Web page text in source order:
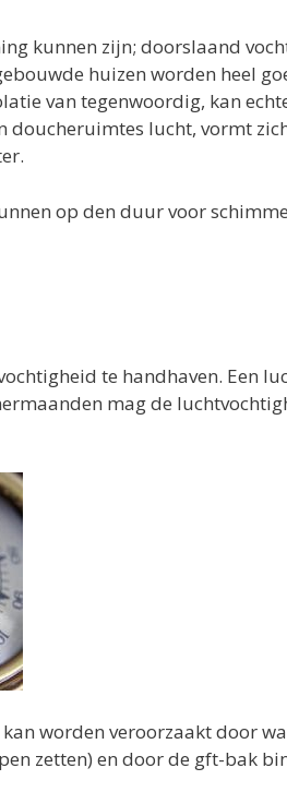
kunnen zijn; doorslaand
huizen worden heel
van tegenwoordig, kan
doucheruimtes lucht, vormt
op den duur voor
te handhaven. Een
mag de
worden veroorzaakt door
zetten) en door de gft-bak